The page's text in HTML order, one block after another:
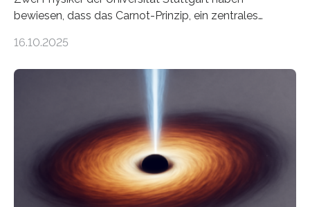
bewiesen, dass das Carnot-Prinzip, ein zentrales
Größenordnung von Atomen gilt, deren physikalische
Quantenmotoren voranbringen. Das
Wissenschaftsjournal Science Advances veröffentlichte
die Herleitung. (DOI: 10.1126/sciadv.adw8462)
Verbrennungsmotoren oder Dampfturbinen sind
Wärmekraftmaschinen: Sie wandeln thermische
Energie in mechanische Bewegung um – oder anders
16.10.2025